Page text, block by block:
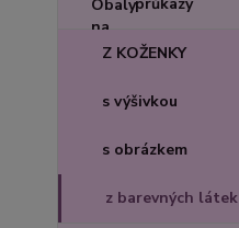
Z KOŽENKY
s výšivkou
s obrázkem
z barevných látek